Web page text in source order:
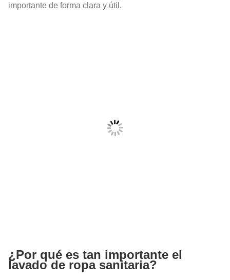
importante de forma clara y útil.
¿Por qué es tan importante el
lavado de ropa sanitaria?